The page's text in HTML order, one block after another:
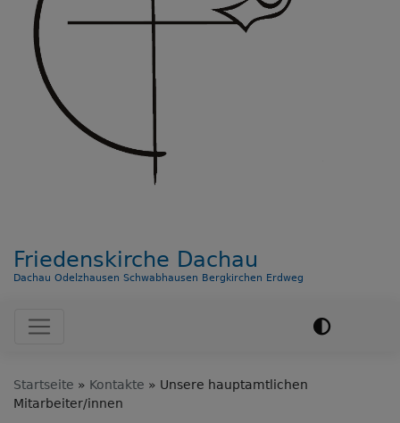
Friedenskirche Dachau
Dachau Odelzhausen Schwabhausen Bergkirchen Erdweg
Hauptnavigation
Startseite Kontakte
Unsere hauptamtlichen
Mitarbeiter/innen